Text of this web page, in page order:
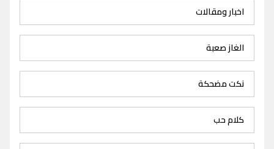
اخبار ومقالات
الغاز صعبة
نكت مضحكة
كلام حب